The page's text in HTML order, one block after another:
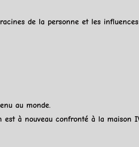
de la personne et les influences
au monde.
est à nouveau confronté à la maison